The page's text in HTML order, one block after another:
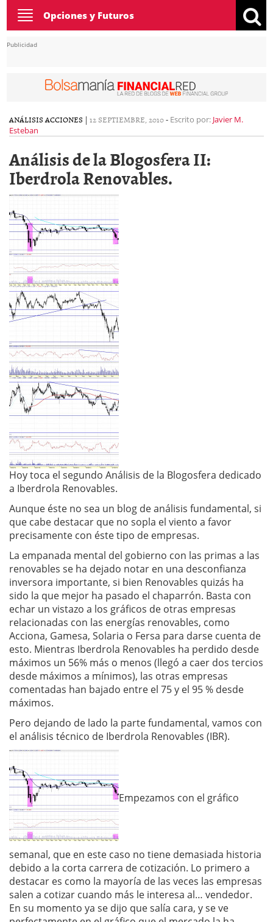
Toggle
navigation
Opciones y Futuros
Publicidad
ANÁLISIS ACCIONES | 12 SEPTIEMBRE, 2010- Escrito por: Javier M.
Esteban
Análisis de la Blogosfera II:
Iberdrola Renovables.
Hoy toca el segundo Análisis de la Blogosfera dedicado
a Iberdrola Renovables.
Aunque éste no sea un blog de análisis fundamental, si
que cabe destacar que no sopla el viento a favor
precisamente con éste tipo de empresas.
La empanada mental del gobierno con las primas a las
renovables se ha dejado notar en una desconfianza
inversora importante, si bien Renovables quizás ha
sido la que mejor ha pasado el chaparrón. Basta con
echar un vistazo a los gráficos de otras empresas
relacionadas con las energías renovables, como
Acciona, Gamesa, Solaria o Fersa para darse cuenta de
esto. Mientras Iberdrola Renovables ha perdido desde
máximos un 56% más o menos (llegó a caer dos tercios
desde máximos a mínimos), las otras empresas
comentadas han bajado entre el 75 y el 95 % desde
máximos.
Pero dejando de lado la parte fundamental, vamos con
el análisis técnico de Iberdrola Renovables (IBR).
Empezamos con el gráfico
semanal, que en este caso no tiene demasiada historia
debido a la corta carrera de cotización. Lo primero a
destacar es como la mayoría de las veces las empresas
salen a cotizar cuando más le interesa al… vendedor.
En su momento ya se dijo que salía cara, y se ve